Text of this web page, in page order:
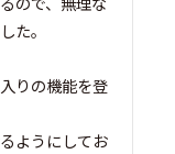
た。
りの機能を登
ようにしてお